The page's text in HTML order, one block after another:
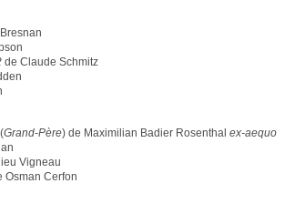
de Claude Schmitz
(Grand-Père) de Maximilian Badier Rosenthal ex-aequo
Vigneau
Osman Cerfon